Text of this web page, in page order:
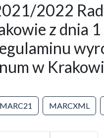
2022
z dnia
w
MARC21 MARCXML